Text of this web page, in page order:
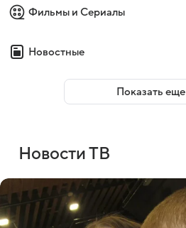
Фильмы и Сериалы
Новостные
Показать еще
Новости ТВ